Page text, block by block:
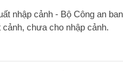
nhập cảnh - Bộ Công an
chưa cho nhập cảnh.